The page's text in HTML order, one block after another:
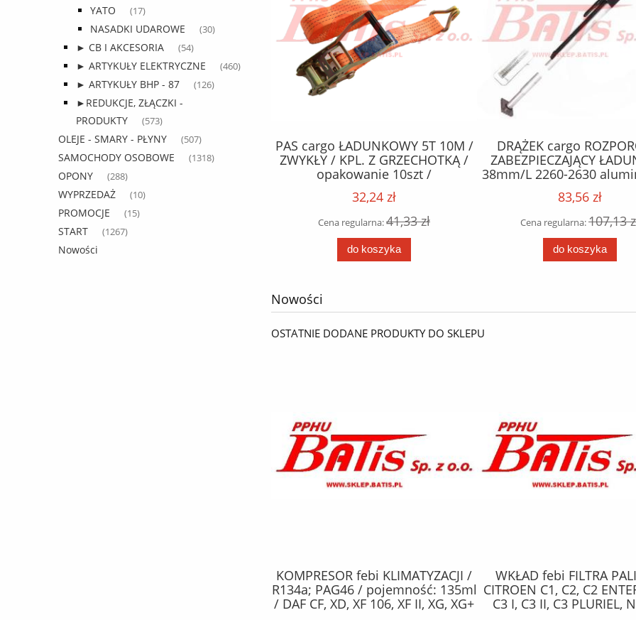
YATO (17)
NASADKI UDAROWE (30)
► CB I AKCESORIA (54)
► ARTYKUŁY ELEKTRYCZNE (460)
► ARTYKUŁY BHP - 87 (126)
►REDUKCJE, ZŁĄCZKI -
PRODUKTY
(573)
OLEJE - SMARY - PŁYNY (507)
SAMOCHODY OSOBOWE (1318)
OPONY (288)
WYPRZEDAŻ (10)
PROMOCJE (15)
START (1267)
Nowości
DOZOWNIK kwazar / 1,5 litra
ROZPYLACZ CIŚNIENIOWY DO
CHEMII AGRESYWNEJ 1,5 VENUS /
czerwony / do substancji
kwasowych /
108,35 zł
Cena regularna:
PAS cargo ŁADUNKOWY 5T 10M /
ZWYKŁY / KPL. Z GRZECHOTKĄ /
opakowanie 10szt /
32,24 zł
Cena regularna:41,33 zł
do koszyka
DRĄŻEK cargo
ZABEZPIECZAJĄCY
38mm/L 2260-2630
opakowanie 4 szt /
83,56 zł
Cena regularna:107,13
do koszyka
Nowości
OSTATNIE DODANE PRODUKTY DO SKLEPU
KOMPRESOR febi KLIMATYZACJI /
R134a; PAG46 / pojemność: 135ml
/ DAF CF, XD, XF 106, XF II, XG, XG+
WKŁAD febi FILTRA
CITROEN C1, C2, C2
C3 I, C3 II, C3 PLURIEL,